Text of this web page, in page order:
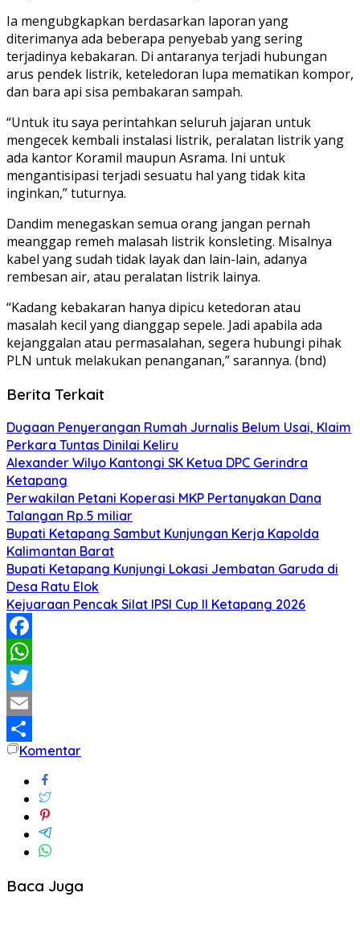
Ia mengubgkapkan berdasarkan laporan yang
diterimanya ada beberapa penyebab yang sering
terjadinya kebakaran. Di antaranya terjadi hubungan
arus pendek listrik, keteledoran lupa mematikan kompor,
dan bara api sisa pembakaran sampah.
“Untuk itu saya perintahkan seluruh jajaran untuk
mengecek kembali instalasi listrik, peralatan listrik yang
ada kantor Koramil maupun Asrama. Ini untuk
mengantisipasi terjadi sesuatu hal yang tidak kita
inginkan,” tuturnya.
Dandim menegaskan semua orang jangan pernah
meanggap remeh malasah listrik konsleting. Misalnya
kabel yang sudah tidak layak dan lain-lain, adanya
rembesan air, atau peralatan listrik lainya.
“Kadang kebakaran hanya dipicu ketedoran atau
masalah kecil yang dianggap sepele. Jadi apabila ada
kejanggalan atau permasalahan, segera hubungi pihak
PLN untuk melakukan penanganan,” sarannya. (bnd)
Berita Terkait
Dugaan Penyerangan Rumah Jurnalis Belum Usai, Klaim
Perkara Tuntas Dinilai Keliru
Alexander Wilyo Kantongi SK Ketua DPC Gerindra
Ketapang
Perwakilan Petani Koperasi MKP Pertanyakan Dana
Talangan Rp.5 miliar
Bupati Ketapang Sambut Kunjungan Kerja Kapolda
Kalimantan Barat
Bupati Ketapang Kunjungi Lokasi Jembatan Garuda di
Desa Ratu Elok
Kejuaraan Pencak Silat IPSI Cup II Ketapang 2026
Facebook
WhatsApp
Twitter
Email
Share
Komentar
Baca Juga